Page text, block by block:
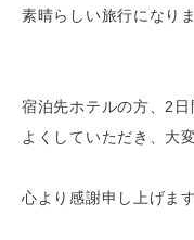
素晴らしい旅行になりま
宿泊先ホテルの方、2
よくしていただき、大
心より感謝申し上げます